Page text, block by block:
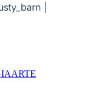
|
ARTE